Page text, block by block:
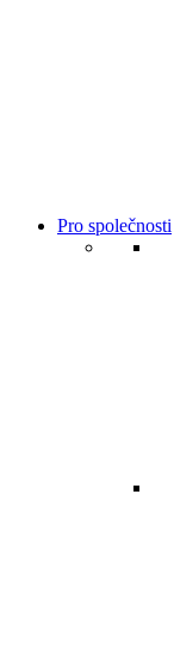
Pro společnosti